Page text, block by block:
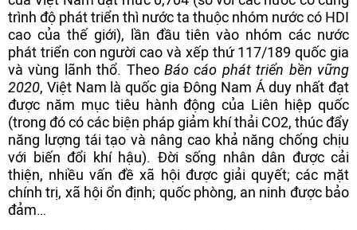
trình độ phát triển thì nước ta thuộc nhóm nước có HDI
cao của thế giới), lần đầu tiên vào nhóm các nước
phát triển con người cao và xếp thứ 117/189 quốc gia
và vùng lãnh thổ. Theo Báo cáo phát triển bền vững
2020, Việt Nam là quốc gia Đông Nam Á duy nhất đạt
được năm mục tiêu hành động của Liên hiệp quốc
(trong đó có các biện pháp giảm khí thải CO2, thúc đẩy
năng lượng tái tạo và nâng cao khả năng chống chịu
với biến đổi khí hậu). Đời sống nhân dân được cải
thiện, nhiều vấn đề xã hội được giải quyết; các mặt
chính trị, xã hội ổn định; quốc phòng, an ninh được bảo
đảm…